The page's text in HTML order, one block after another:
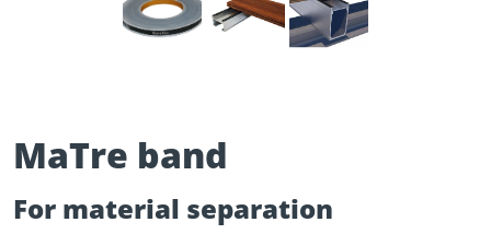
MaTre band
For material separation